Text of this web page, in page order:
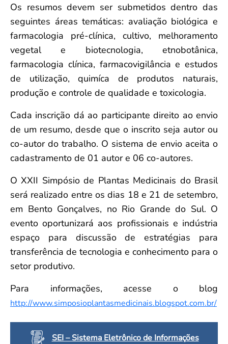
Os resumos devem ser submetidos dentro das
seguintes áreas temáticas: avaliação biológica e
farmacologia pré-clínica, cultivo, melhoramento
vegetal e biotecnologia, etnobotânica,
farmacologia clínica, farmacovigilância e estudos
de utilização, quimíca de produtos naturais,
produção e controle de qualidade e toxicologia.
Cada inscrição dá ao participante direito ao envio
de um resumo, desde que o inscrito seja autor ou
co-autor do trabalho. O sistema de envio aceita o
cadastramento de 01 autor e 06 co-autores.
O XXII Simpósio de Plantas Medicinais do Brasil
será realizado entre os dias 18 e 21 de setembro,
em Bento Gonçalves, no Rio Grande do Sul. O
evento oportunizará aos profissionais e indústria
espaço para discussão de estratégias para
transferência de tecnologia e conhecimento para o
setor produtivo.
Para informações, acesse o blog
http://www.simposioplantasmedicinais.blogspot.com.br/
SEI – Sistema Eletrônico de Informações